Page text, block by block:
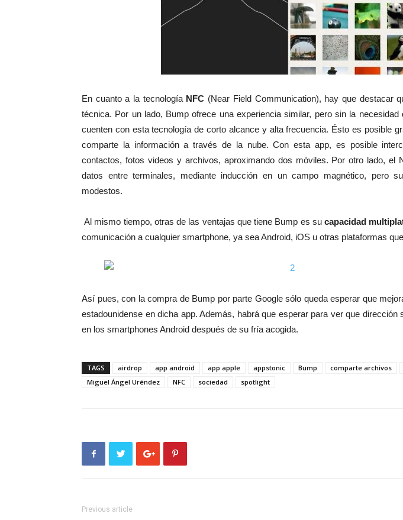
En cuanto a la tecnología NFC (Near Field Communication), hay que destacar
técnica. Por un lado, Bump ofrece una experiencia similar, pero sin la
cuenten con esta tecnología de corto alcance y alta frecuencia. Ésto es posible
comparte la información a través de la nube. Con esta app, es posible
contactos, fotos videos y archivos, aproximando dos móviles. Por otro lado, el
datos entre terminales, mediante inducción en un campo magnético, pero
modestos.
Al mismo tiempo, otras de las ventajas que tiene Bump es sucapacidad
comunicación a cualquier smartphone, ya sea Android, iOS u otras plataformas
Así pues, con la compra de Bump por parte Google sólo queda esperar que
estadounidense en dicha app. Además, habrá que esperar para ver que dirección
en los smartphones Android después de su fría acogida.
TAGS airdrop app android app apple appstonic Bump comparte archivos
Miguel Ángel Uréndez
NFC sociedad spotlight
Previous article